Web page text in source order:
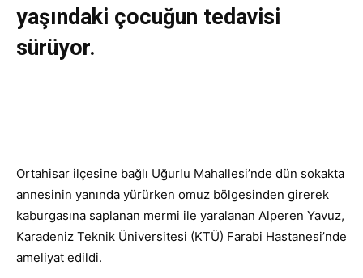
yaşındaki çocuğun tedavisi
sürüyor.
Ortahisar ilçesine bağlı Uğurlu Mahallesi’nde dün sokakta
annesinin yanında yürürken omuz bölgesinden girerek
kaburgasına saplanan mermi ile yaralanan Alperen Yavuz,
Karadeniz Teknik Üniversitesi (KTÜ) Farabi Hastanesi’nde
ameliyat edildi.